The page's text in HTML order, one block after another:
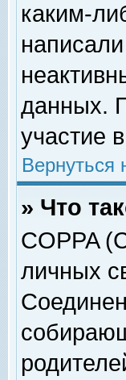
каким-
данных.
участие
Вернуться
» Что
COPPA
личных